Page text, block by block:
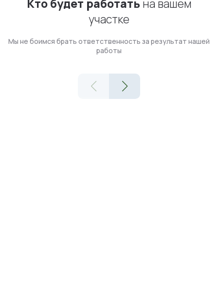
Кто будет работать на вашем
участке
Мы не боимся брать ответственность за результат нашей
работы